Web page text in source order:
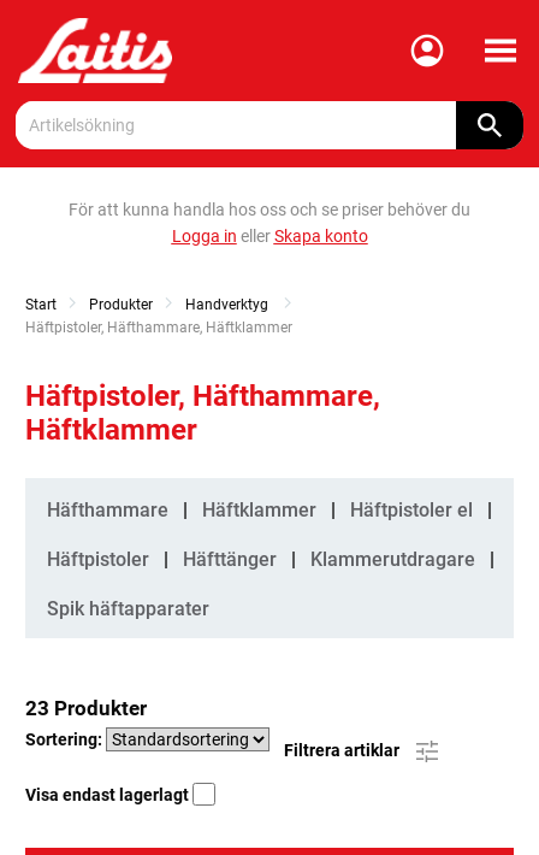
Meny
För att kunna handla hos oss och se priser behöver du
Logga in ellerSkapa konto
Start Produkter
Handverktyg
Current:
Häftpistoler, Häfthammare, Häftklammer
Häftpistoler, Häfthammare,
Häftklammer
Kategorier
Häfthammare Häftklammer Häftpistoler el
Häftpistoler Häfttänger Klammerutdragare
Spik häftapparater
23 Produkter
Sortering:
Filtrera artiklar
Visa endast lagerlagt